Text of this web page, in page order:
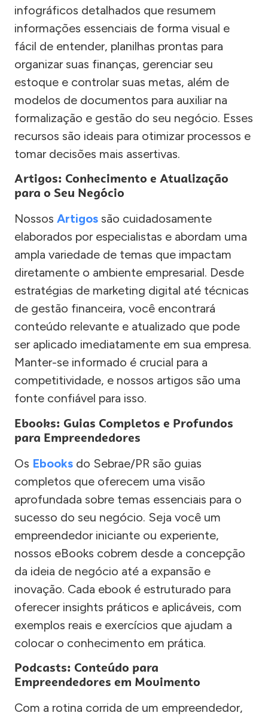
infográficos detalhados que resumem
informações essenciais de forma visual e
fácil de entender, planilhas prontas para
organizar suas finanças, gerenciar seu
estoque e controlar suas metas, além de
modelos de documentos para auxiliar na
formalização e gestão do seu negócio. Esses
recursos são ideais para otimizar processos e
tomar decisões mais assertivas.
Artigos: Conhecimento e Atualização
para o Seu Negócio
Nossos Artigos são cuidadosamente
elaborados por especialistas e abordam uma
ampla variedade de temas que impactam
diretamente o ambiente empresarial. Desde
estratégias de marketing digital até técnicas
de gestão financeira, você encontrará
conteúdo relevante e atualizado que pode
ser aplicado imediatamente em sua empresa.
Manter-se informado é crucial para a
competitividade, e nossos artigos são uma
fonte confiável para isso.
Ebooks: Guias Completos e Profundos
para Empreendedores
Os Ebooks do Sebrae/PR são guias
completos que oferecem uma visão
aprofundada sobre temas essenciais para o
sucesso do seu negócio. Seja você um
empreendedor iniciante ou experiente,
nossos eBooks cobrem desde a concepção
da ideia de negócio até a expansão e
inovação. Cada ebook é estruturado para
oferecer insights práticos e aplicáveis, com
exemplos reais e exercícios que ajudam a
colocar o conhecimento em prática.
Podcasts: Conteúdo para
Empreendedores em Movimento
Com a rotina corrida de um empreendedor,